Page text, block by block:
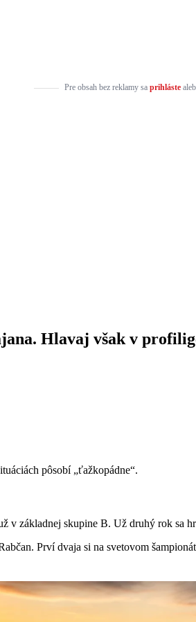
Pre obsah bez reklamy sa prihláste
Hlavaj však v
pôsobí „ťažkopádne“.
v základnej skupine B. Už druhý rok sa
Prví dvaja si na svetovom